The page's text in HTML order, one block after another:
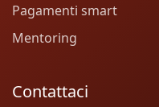
Pagamenti smart
Mentoring
Contattaci